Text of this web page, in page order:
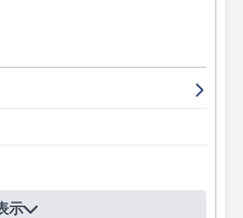
評価されており、ゲストは客
足しています。魅力的な昭和
スタッフが、清潔で穏やかな
にしています。
さ、卓越したサービスで頻繁
クとのやり取りは好意的で、
ると評価されています。スタ
大きく貢献し、好印象を与え
示